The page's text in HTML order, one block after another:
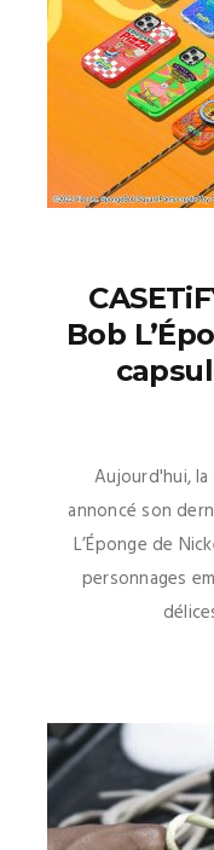
Bob
Aujourd'hui, la
annoncé son
L’Éponge de
personnages